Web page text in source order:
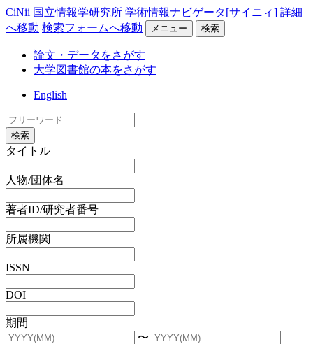
CiNii 国立情報学研究所 学術情報ナビゲータ[サイニィ] 詳細
へ移動 検索フォームへ移動 メニュー 検索
論文・データをさがす
大学図書館の本をさがす
English
検索
タイトル
人物/団体名
著者ID/研究者番号
所属機関
ISSN
DOI
期間
〜